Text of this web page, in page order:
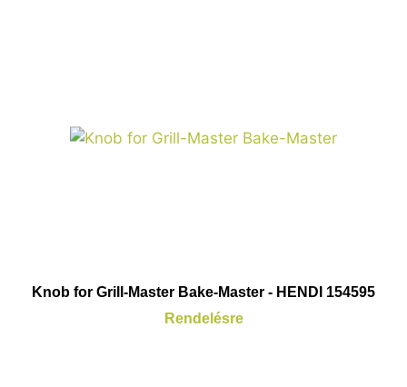
Knob for Grill-Master Bake-Master - HENDI 154595
Rendelésre